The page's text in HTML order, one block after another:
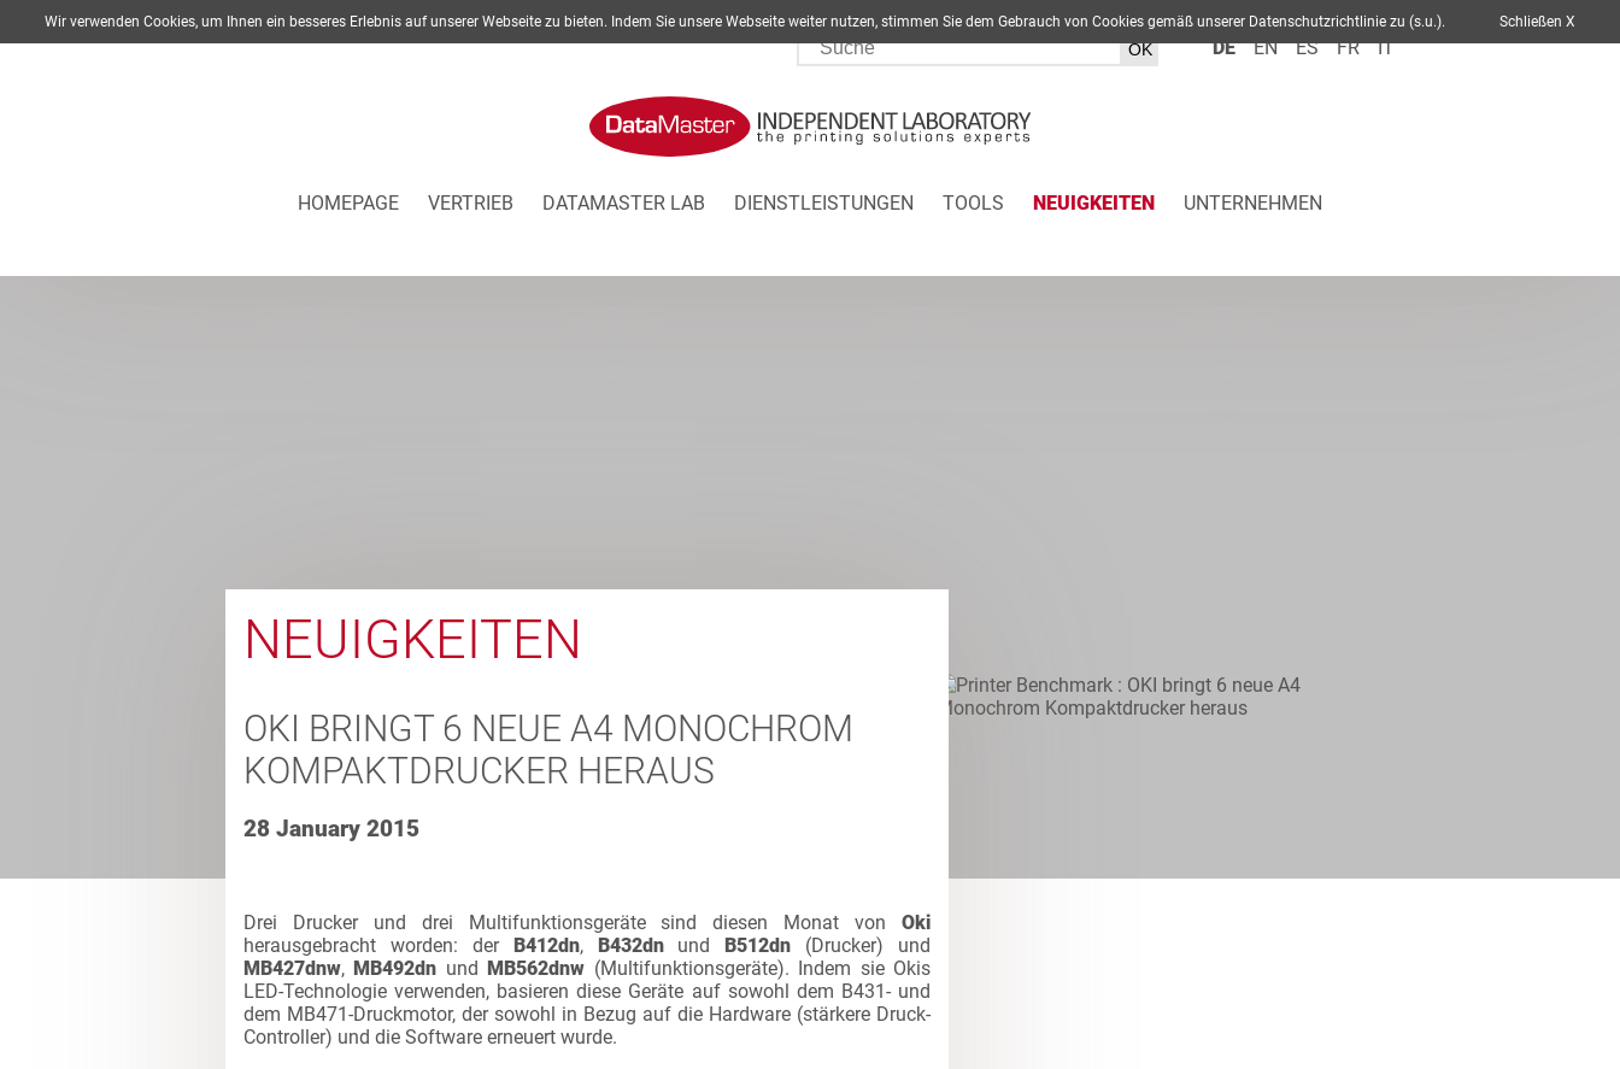
DE EN ES FR IT
HOMEPAGE VERTRIEB DATAMASTER LAB DIENSTLEISTUNGEN TOOLS NEUIGKEITEN UNTERNEHMEN
NEUIGKEITEN
OKI BRINGT 6 NEUE A4 MONOCHROM
KOMPAKTDRUCKER HERAUS
28 January 2015
Drei Drucker und drei Multifunktionsgeräte sind diesen Monat von Oki
herausgebracht worden: der B412dn, B432dn undB512dn (Drucker) und
MB427dnw,MB492dn undMB562dnw (Multifunktionsgeräte). Indem sie Okis
LED-Technologie verwenden, basieren diese Geräte auf sowohl dem B431- und
dem MB471-Druckmotor, der sowohl in Bezug auf die Hardware (stärkere Druck-
Controller) und die Software erneuert wurde.
Wir verwenden Cookies, um Ihnen ein besseres Erlebnis auf unserer Webseite zu bieten. Indem Sie unsere Webseite weiter nutzen, stimmen Sie dem Gebrauch von Cookies gemäß unserer Datenschutzrichtlinie zu (s.u.). Schließen X